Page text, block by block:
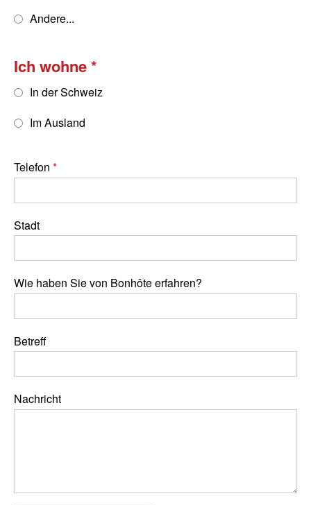
Andere...
Ich wohne
In der Schweiz
Im Ausland
Telefon
Stadt
Wie haben Sie von Bonhôte erfahren?
Betreff
Nachricht